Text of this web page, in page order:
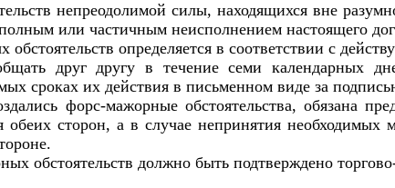
непреодолимой силы, находящихся вне
или частичным неисполнением настоящего
определяется в соответствии с
друг другу в течение семи календарных
сроках их действия в письменном виде за
форс-мажорные обстоятельства, обязана
обеих сторон, а в случае непринятия
обстоятельств должно быть подтверждено